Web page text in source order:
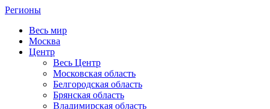
Регионы
Весь мир
Москва
Центр
Весь Центр
Московская область
Белгородская область
Брянская область
Владимирская область